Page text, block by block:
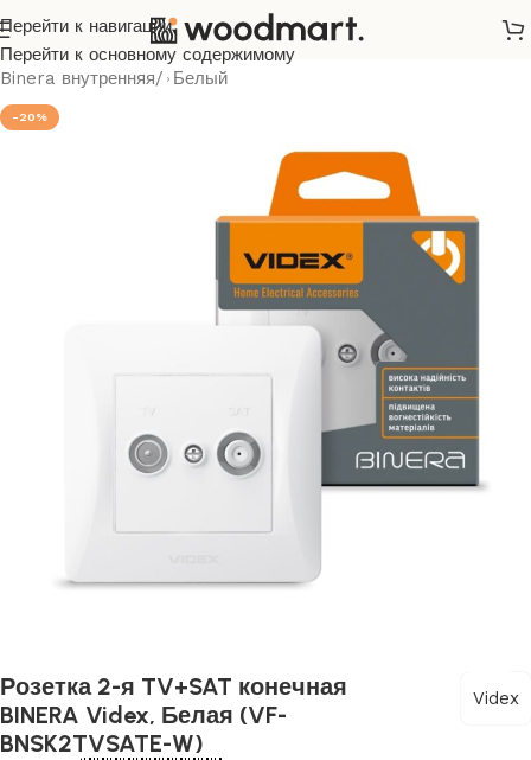
Перейти к навигации
Перейти к основному содержимому
Главная/ Розетки и выключатели/
Binera внутренняя/ Белый
-20%
Розетка 2-я TV+SAT конечная
BINERA Videx, Белая (VF-
BNSK2TVSATE-W)
Videx